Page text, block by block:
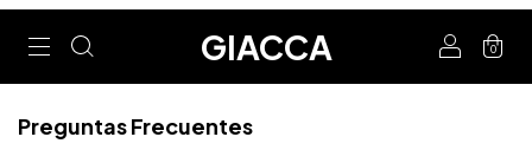
GIACCA 0
Preguntas Frecuentes